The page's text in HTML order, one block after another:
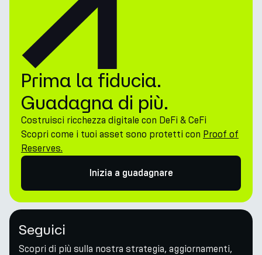
Prima la fiducia.
Guadagna di più.
Costruisci ricchezza digitale con DeFi & CeFi
Scopri come i tuoi asset sono protetti con Proof of
Reserves.
Inizia a guadagnare
Seguici
Scopri di più sulla nostra strategia, aggiornamenti,